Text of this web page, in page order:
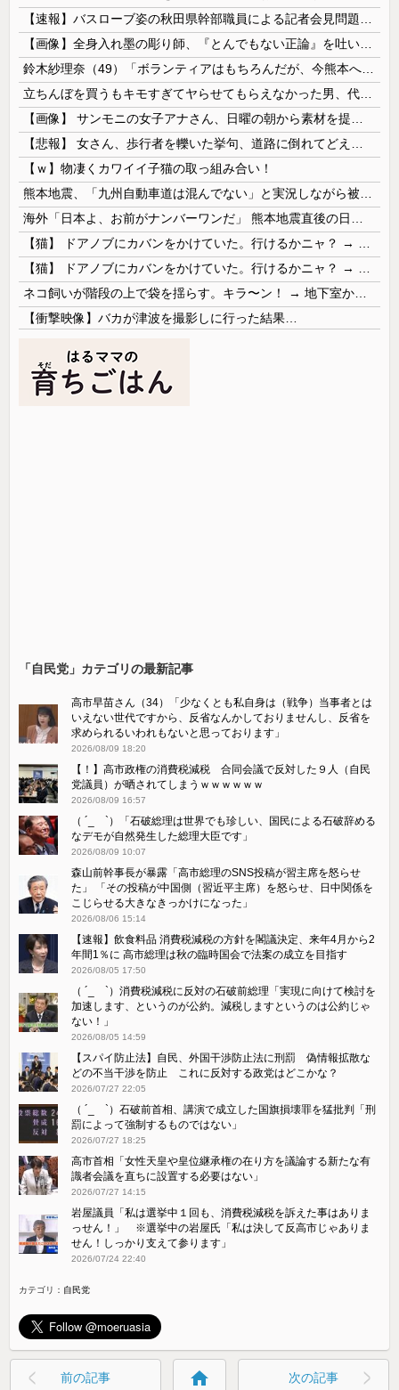
【ｗ】物凄くカワイイ子猫の取っ組み合い！
【衝撃映像】バカが津波を撮影しに行った結果…
「自民党」カテゴリの最新記事
高市早苗さん（34）「少なくとも私自身は（戦争）当事者とは
いえない世代ですから、反省なんかしておりませんし、反省を
求められるいわれもないと思っております」
2026/08/09 18:20
【！】高市政権の消費税減税 合同会議で反対した９人（自民
党議員）が晒されてしまうｗｗｗｗｗｗ
2026/08/09 16:57
（ ´_ゝ`）「石破総理は世界でも珍しい、国民による石破辞める
なデモが自然発生した総理大臣です」
2026/08/09 10:07
森山前幹事長が暴露「高市総理のSNS投稿が習主席を怒らせ
た」 「その投稿が中国側（習近平主席）を怒らせ、日中関係を
こじらせる大きなきっかけになった」
2026/08/06 15:14
【速報】飲食料品 消費税減税の方針を閣議決定、来年4月から2
年間1％に 高市総理は秋の臨時国会で法案の成立を目指す
2026/08/05 17:50
（ ´_ゝ`）消費税減税に反対の石破前総理「実現に向けて検討を
加速します、というのが公約。減税しますというのは公約じゃ
ない！」
2026/08/05 14:59
【スパイ防止法】自民、外国干渉防止法に刑罰 偽情報拡散な
どの不当干渉を防止 これに反対する政党はどこかな？
2026/07/27 22:05
（ ´_ゝ`）石破前首相、講演で成立した国旗損壊罪を猛批判「刑
罰によって強制するものではない」
2026/07/27 18:25
高市首相「女性天皇や皇位継承権の在り方を議論する新たな有
識者会議を直ちに設置する必要はない」
2026/07/27 14:15
岩屋議員「私は選挙中１回も、消費税減税を訴えた事はありま
っせん！」 ※選挙中の岩屋氏「私は決して反高市じゃありま
せん！しっかり支えて参ります」
2026/07/24 22:40
カテゴリ： 自民党
前の記事 home 次の記事